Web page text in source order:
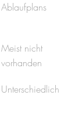
Ablaufplans
Meist nicht
vorhanden
Unterschiedlich